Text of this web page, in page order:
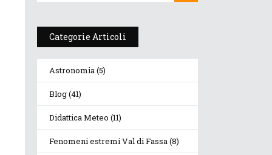
Categorie Articoli
Astronomia(5)
Blog(41)
Didattica Meteo (11)
Fenomeni estremi Val di Fassa(8)